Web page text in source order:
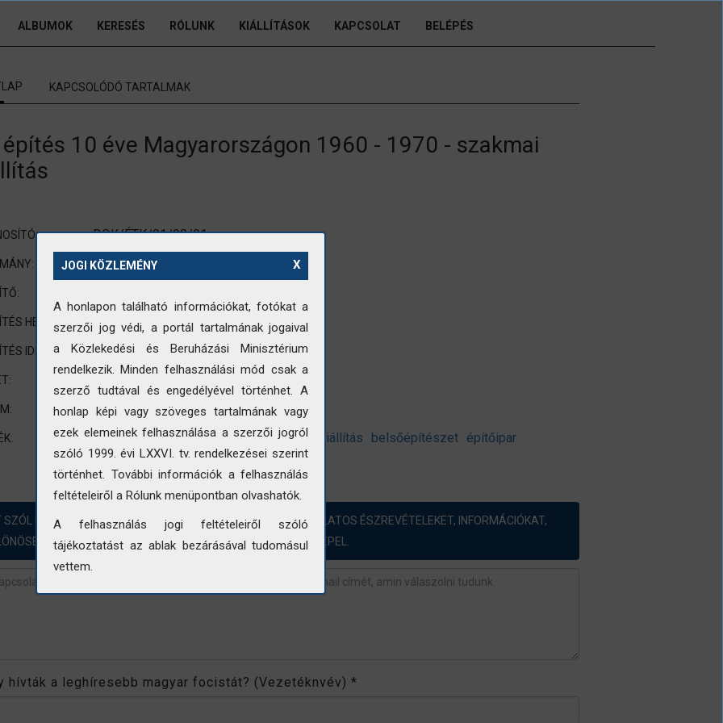
ALBUMOK KERESÉS RÓLUNK KIÁLLÍTÁSOK KAPCSOLAT BELÉPÉS
KAPCSOLÓDÓ TARTALMAK
10 éve Magyarországon 1960 - 1970 - szakmai
DOK/ÉTK/01/08/01
ÉTK (Építésügyi Tájékoztatási Központ)
HELYE: nincs adat
IDEJE: nincs adat
Satöbbi
szakmai kiállítás építészet építészeti kiállítás belsőépítészet építőipar
építésügyi tájékoztatási központ
SZÓL HOZZÁ?! ÖRÖMMEL FOGADJUK A FOTÓINKKAL KAPCSOLATOS ÉSZREVÉTELEKET, INFORMÁCIÓKAT,
AZOKBAN AZ ESETEKBEN, AHOL „NINCS ADAT” SZEREPEL.
hívták a leghíresebb magyar focistát? (Vezetéknvév)*
X
JOGI KÖZLEMÉNY
A honlapon található információkat, fotókat a
szerzői jog védi, a portál tartalmának jogaival
a Közlekedési és Beruházási Minisztérium
rendelkezik. Minden felhasználási mód csak a
szerző tudtával és engedélyével történhet. A
honlap képi vagy szöveges tartalmának vagy
ezek elemeinek felhasználása a szerzői jogról
szóló 1999. évi LXXVI. tv. rendelkezései szerint
történhet. További információk a felhasználás
feltételeiről a Rólunk menüpontban olvashatók.
A felhasználás jogi feltételeiről szóló
tájékoztatást az ablak bezárásával tudomásul
vettem.